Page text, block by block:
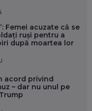
Femei acuzate că se
ruși pentru a
după moartea lor
acord privind
– dar nu unul pe